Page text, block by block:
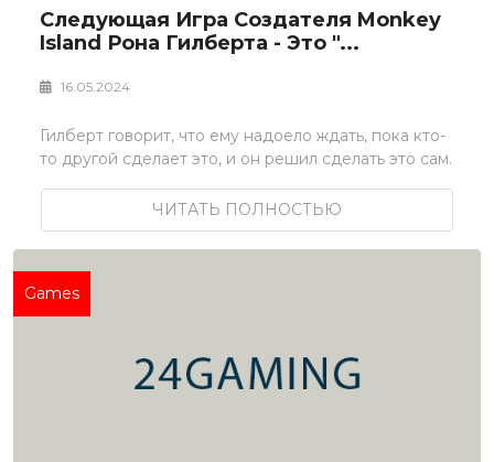
Следующая Игра Создателя Monkey
Island Рона Гилберта - Это "...
16.05.2024
Гилберт говорит, что ему надоело ждать, пока кто-
то другой сделает это, и он решил сделать это сам.
ЧИТАТЬ ПОЛНОСТЬЮ
Games